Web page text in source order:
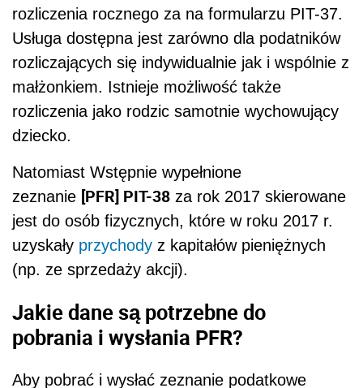
rozliczenia rocznego za na formularzu PIT-37.
Usługa dostępna jest zarówno dla podatników
rozliczających się indywidualnie jak i wspólnie z
małżonkiem. Istnieje możliwość także
rozliczenia jako rodzic samotnie wychowujący
dziecko.
Natomiast Wstępnie wypełnione
zeznanie [PFR] PIT-38 za rok 2017 skierowane
jest do osób fizycznych, które w roku 2017 r.
uzyskały przychody z kapitałów pieniężnych
(np. ze sprzedaży akcji).
Jakie dane są potrzebne do
pobrania i wysłania PFR?
Aby pobrać i wysłać zeznanie podatkowe